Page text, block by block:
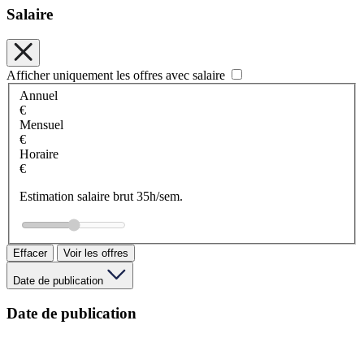
Salaire
Afficher uniquement les offres avec salaire
Annuel
€
Mensuel
€
Horaire
€
Estimation salaire brut 35h/sem.
Effacer Voir les offres
Date de publication
Date de publication